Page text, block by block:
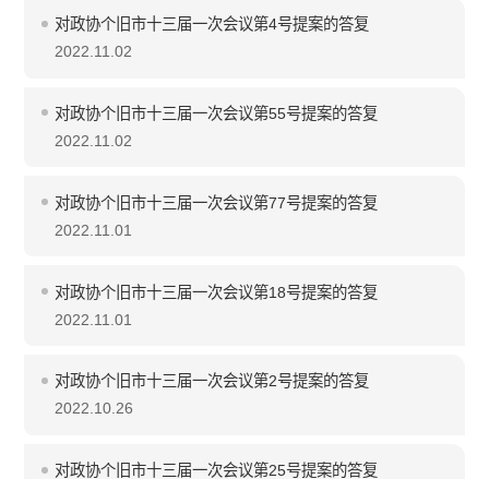
对政协个旧市十三届一次会议第4号提案的答复
2022.11.02
对政协个旧市十三届一次会议第55号提案的答复
2022.11.02
对政协个旧市十三届一次会议第77号提案的答复
2022.11.01
对政协个旧市十三届一次会议第18号提案的答复
2022.11.01
对政协个旧市十三届一次会议第2号提案的答复
2022.10.26
对政协个旧市十三届一次会议第25号提案的答复